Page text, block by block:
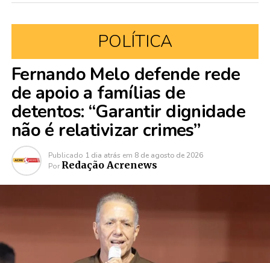
POLÍTICA
Fernando Melo defende rede
de apoio a famílias de
detentos: “Garantir dignidade
não é relativizar crimes”
Publicado 1 dia atrás em 8 de agosto de 2026
Por Redação Acrenews